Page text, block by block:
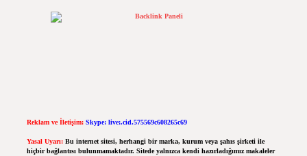
Reklam ve İletişim: Skype: live:.cid.575569c608265c69
Yasal Uyarı: Bu internet sitesi, herhangi bir marka, kurum veya şahıs şirketi ile
hiçbir bağlantısı bulunmamaktadır. Sitede yalnızca kendi hazırladığımız makaleler